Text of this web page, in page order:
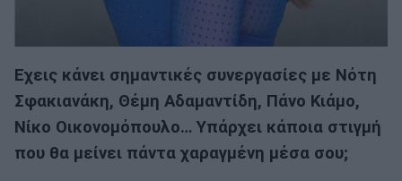
Εχεις κάνει σημαντικές συνεργασίες με Νότη
Σφακιανάκη, Θέμη Αδαμαντίδη, Πάνο Κιάμο,
Νίκο Οικονομόπουλο… Υπάρχει κάποια στιγμή
που θα μείνει πάντα χαραγμένη μέσα σου;